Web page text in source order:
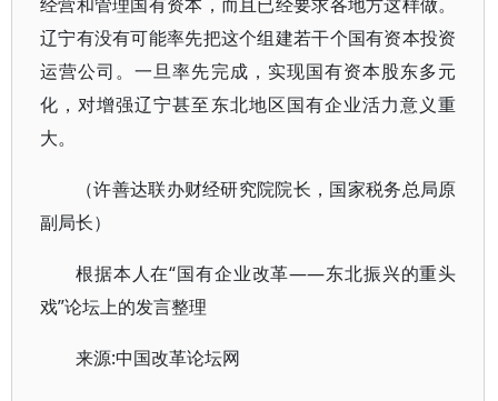
辽宁有没有可能率先把这个组建若干个国有资本投资
运营公司。一旦率先完成，实现国有资本股东多元
化，对增强辽宁甚至东北地区国有企业活力意义重
大。
（许善达联办财经研究院院长，国家税务总局原
副局长）
根据本人在“国有企业改革——东北振兴的重头
戏”论坛上的发言整理
来源:中国改革论坛网